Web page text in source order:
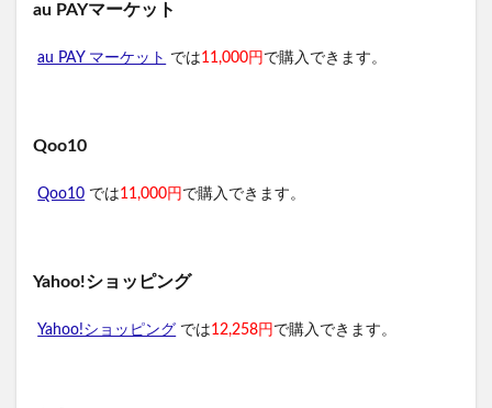
au PAYマーケット
au PAY マーケット では11,000円 で購入できます。
Qoo10
Qoo10 では11,000円 で購入できます。
Yahoo!ショッピング
Yahoo!ショッピング では12,258円 で購入できます。